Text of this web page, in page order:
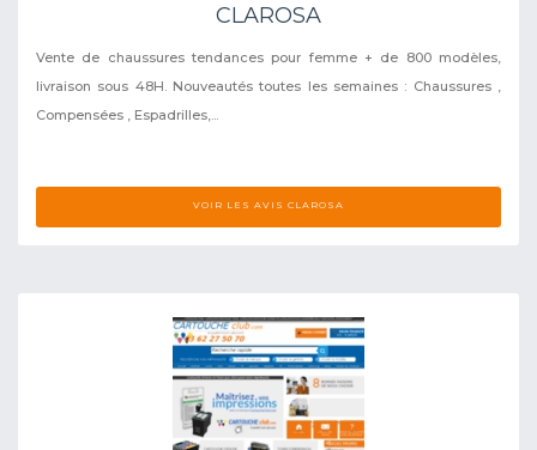
CLAROSA
Vente de chaussures tendances pour femme + de 800 modèles,
livraison sous 48H. Nouveautés toutes les semaines : Chaussures ,
Compensées , Espadrilles,...
VOIR LES AVIS CLAROSA